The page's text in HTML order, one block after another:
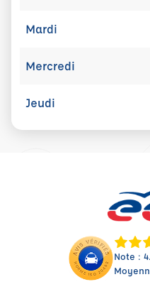
Mardi
Mercredi
Jeudi
Note :